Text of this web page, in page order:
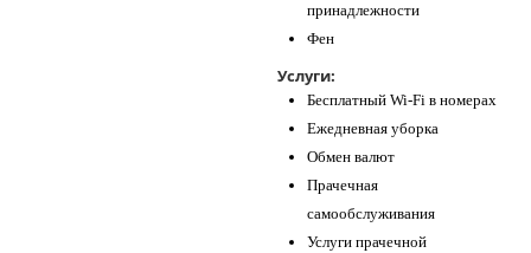
принадлежности
Фен
Услуги:
Бесплатный Wi-Fi в номерах
Ежедневная уборка
Обмен валют
Прачечная
самообслуживания
Услуги прачечной